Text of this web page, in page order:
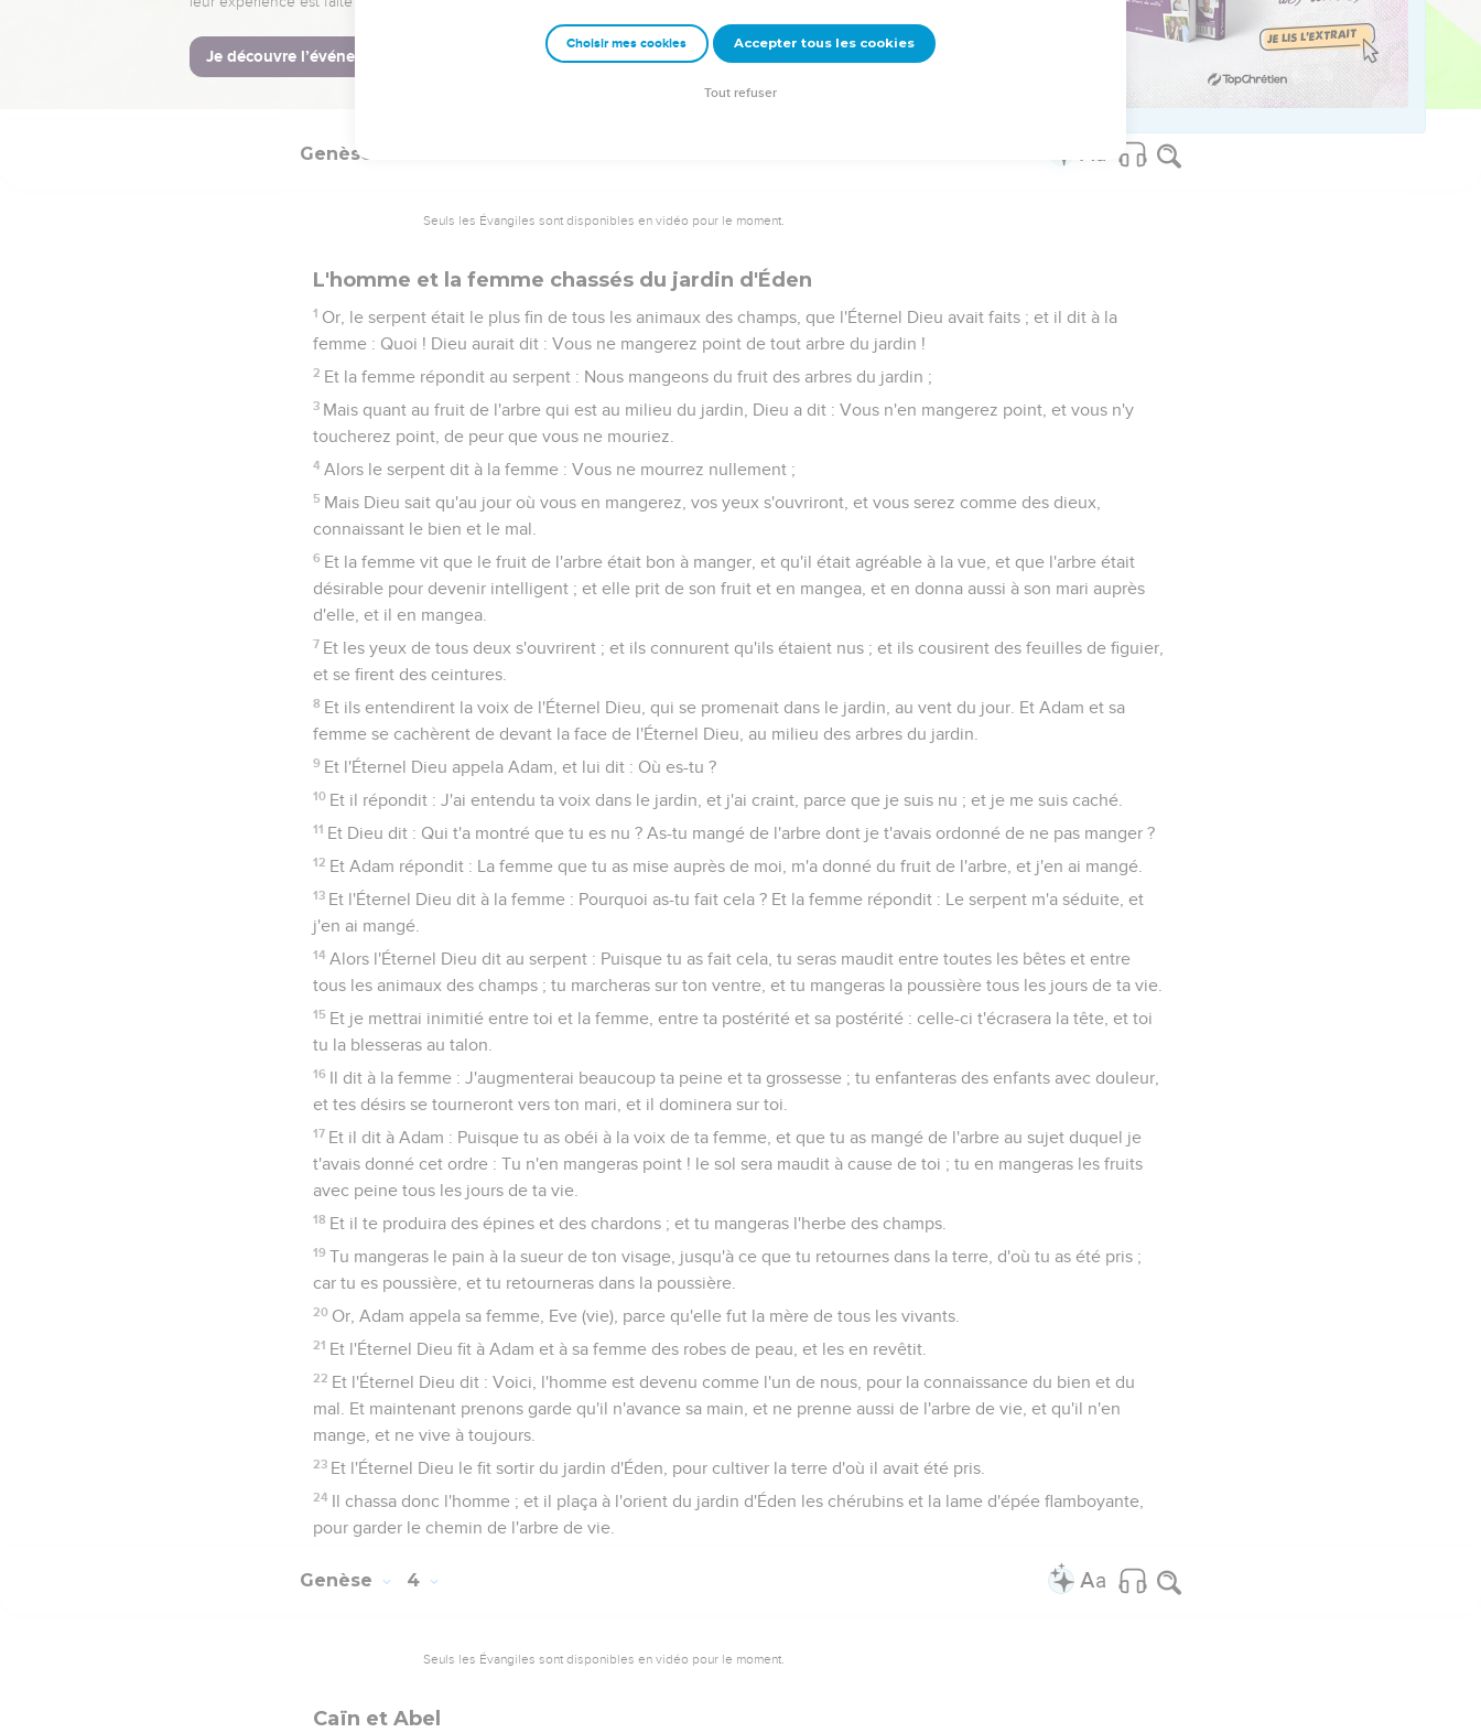
Isha), car elle a été prise de l'homme (en hébreu Ish).
24 C'est pourquoi l'homme laissera son père et sa mère, et s'attachera à sa femme, et ils seront une seule chair.
Or Adam et sa femme étaient tous deux nus, et ils n'en avaient point honte.
Genèse
Seuls les Évangiles sont disponibles en vidéo pour le moment.
L'homme et la femme chassés du jardin d'Éden
1 Or, le serpent était le plus fin de tous les animaux des champs, que l'Éternel Dieu avait faits ; et il dit à la
femme : Quoi ! Dieu aurait dit : Vous ne mangerez point de tout arbre du jardin !
2 Et la femme répondit au serpent : Nous mangeons du fruit des arbres du jardin ;
3 Mais quant au fruit de l'arbre qui est au milieu du jardin, Dieu a dit : Vous n'en mangerez point, et vous n'y
toucherez point, de peur que vous ne mouriez.
4 Alors le serpent dit à la femme : Vous ne mourrez nullement ;
5 Mais Dieu sait qu'au jour où vous en mangerez, vos yeux s'ouvriront, et vous serez comme des dieux,
connaissant le bien et le mal.
6 Et la femme vit que le fruit de l'arbre était bon à manger, et qu'il était agréable à la vue, et que l'arbre était
désirable pour devenir intelligent ; et elle prit de son fruit et en mangea, et en donna aussi à son mari auprès
d'elle, et il en mangea.
7 Et les yeux de tous deux s'ouvrirent ; et ils connurent qu'ils étaient nus ; et ils cousirent des feuilles de figuier,
et se firent des ceintures.
8 Et ils entendirent la voix de l'Éternel Dieu, qui se promenait dans le jardin, au vent du jour. Et Adam et sa
femme se cachèrent de devant la face de l'Éternel Dieu, au milieu des arbres du jardin.
9 Et l'Éternel Dieu appela Adam, et lui dit : Où es-tu ?
10 Et il répondit : J'ai entendu ta voix dans le jardin, et j'ai craint, parce que je suis nu ; et je me suis caché.
11 Et Dieu dit : Qui t'a montré que tu es nu ? As-tu mangé de l'arbre dont je t'avais ordonné de ne pas manger ?
12 Et Adam répondit : La femme que tu as mise auprès de moi, m'a donné du fruit de l'arbre, et j'en ai mangé.
13 Et l'Éternel Dieu dit à la femme : Pourquoi as-tu fait cela ? Et la femme répondit : Le serpent m'a séduite, et
j'en ai mangé.
14 Alors l'Éternel Dieu dit au serpent : Puisque tu as fait cela, tu seras maudit entre toutes les bêtes et entre
tous les animaux des champs ; tu marcheras sur ton ventre, et tu mangeras la poussière tous les jours de ta vie.
15 Et je mettrai inimitié entre toi et la femme, entre ta postérité et sa postérité : celle-ci t'écrasera la tête, et toi
tu la blesseras au talon.
16 Il dit à la femme : J'augmenterai beaucoup ta peine et ta grossesse ; tu enfanteras des enfants avec douleur,
et tes désirs se tourneront vers ton mari, et il dominera sur toi.
17 Et il dit à Adam : Puisque tu as obéi à la voix de ta femme, et que tu as mangé de l'arbre au sujet duquel je
t'avais donné cet ordre : Tu n'en mangeras point ! le sol sera maudit à cause de toi ; tu en mangeras les fruits
avec peine tous les jours de ta vie.
18 Et il te produira des épines et des chardons ; et tu mangeras l'herbe des champs.
19 Tu mangeras le pain à la sueur de ton visage, jusqu'à ce que tu retournes dans la terre, d'où tu as été pris ;
car tu es poussière, et tu retourneras dans la poussière.
20 Or, Adam appela sa femme, Eve (vie), parce qu'elle fut la mère de tous les vivants.
21 Et l'Éternel Dieu fit à Adam et à sa femme des robes de peau, et les en revêtit.
22 Et l'Éternel Dieu dit : Voici, l'homme est devenu comme l'un de nous, pour la connaissance du bien et du
mal. Et maintenant prenons garde qu'il n'avance sa main, et ne prenne aussi de l'arbre de vie, et qu'il n'en
mange, et ne vive à toujours.
23 Et l'Éternel Dieu le fit sortir du jardin d'Éden, pour cultiver la terre d'où il avait été pris.
24 Il chassa donc l'homme ; et il plaça à l'orient du jardin d'Éden les chérubins et la lame d'épée flamboyante,
pour garder le chemin de l'arbre de vie.
Genèse 4
Seuls les Évangiles sont disponibles en vidéo pour le moment.
Caïn et Abel
Choisir mes cookies Accepter tous les cookies
Tout refuser